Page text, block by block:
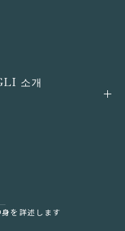
소개
を詳述します